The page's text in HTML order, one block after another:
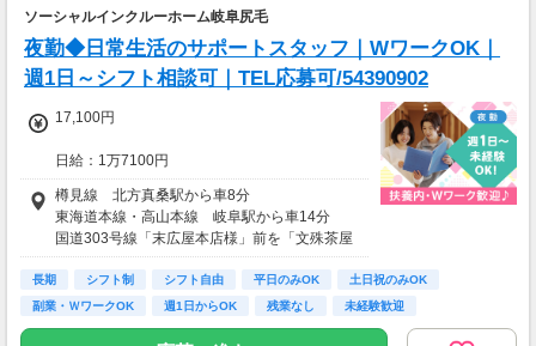
ソーシャルインクルーホーム岐阜尻毛
夜勤◆日常生活のサポートスタッフ｜WワークOK｜
週1日～シフト相談可｜TEL応募可/54390902
17,100円
日給：1万7100円
※深夜割増賃金含む
・交通費規定内支給（バイク通勤・車通勤OK）
・試用期間なし
更新）
※個人評価、会社の経営状況により判断
※更新上限：年数及び回数に上限無し
樽見線 北方真桑駅から車8分
東海道本線・高山本線 岐阜駅から車14分
国道303号線「末広屋本店様」前を「文殊茶屋
新田線（県道173号線）」方面へ曲がり（直
進） 車1分
右手「森自動車興行様」を右折して左手すぐ
長期 シフト制 シフト自由 平日のみOK
土日祝のみOK
副業・ＷワークOK
週1日からOK 残業なし 未経験歓迎